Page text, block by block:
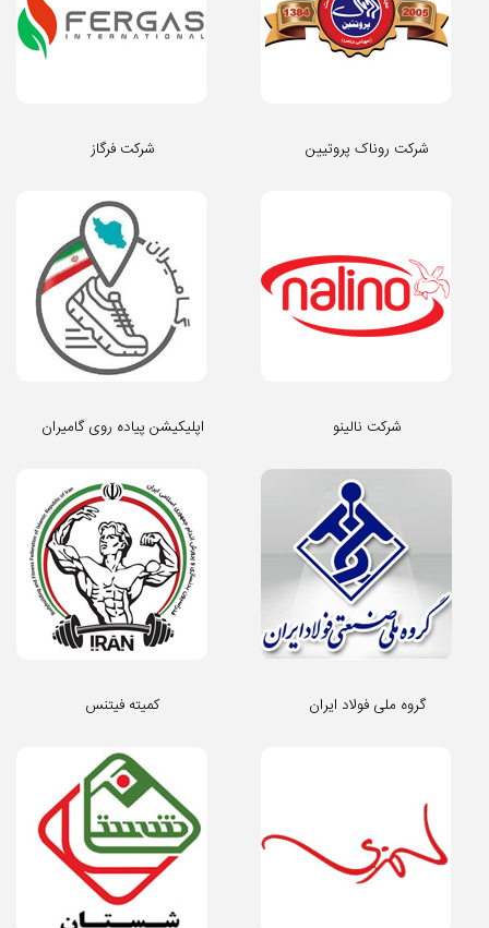
شرکت فرگاز شرکت روناک پروتیین
اپلیکیشن پیاده روی گامیران شرکت نالینو
کمیته فیتنس گروه ملی فولاد ایران